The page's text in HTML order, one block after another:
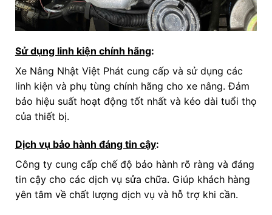
Sử dụng linh kiện chính hãng:
Xe Nâng Nhật Việt Phát cung cấp và sử dụng các
linh kiện và phụ tùng chính hãng cho xe nâng. Đảm
bảo hiệu suất hoạt động tốt nhất và kéo dài tuổi thọ
của thiết bị.
Dịch vụ bảo hành đáng tin cậy:
Công ty cung cấp chế độ bảo hành rõ ràng và đáng
tin cậy cho các dịch vụ sửa chữa. Giúp khách hàng
yên tâm về chất lượng dịch vụ và hỗ trợ khi cần.